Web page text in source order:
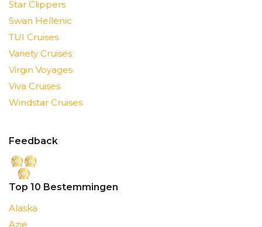
Star Clippers
Swan Hellenic
TUI Cruises
Variety Cruises
Virgin Voyages
Viva Cruises
Windstar Cruises
Feedback
Top 10 Bestemmingen
Alaska
Azië